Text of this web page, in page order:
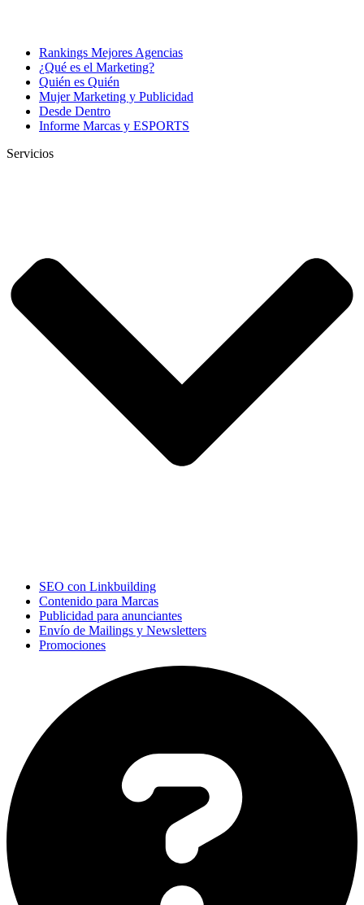
Rankings Mejores Agencias
¿Qué es el Marketing?
Quién es Quién
Mujer Marketing y Publicidad
Desde Dentro
Informe Marcas y ESPORTS
Servicios
SEO con Linkbuilding
Contenido para Marcas
Publicidad para anunciantes
Envío de Mailings y Newsletters
Promociones